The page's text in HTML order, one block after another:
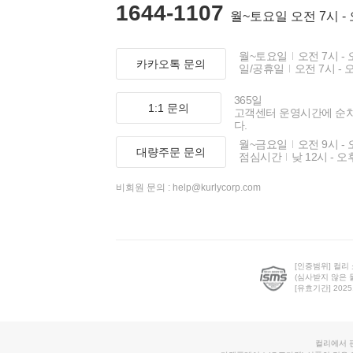
1644-1107 월~토요일 오전 7시 -
카카오톡 문의
월~토요일
오전 7시 -
일/공휴일
오전 7시 -
1:1 문의
365일
고객센터 운영시간에 순
다.
대량주문 문의
월~금요일
오전 9시 -
점심시간
낮 12시 - 오
비회원 문의 : help@kurlycorp.com
[인증범위] 컬리
(심사받지 않은
[유효기간]
컬리에서